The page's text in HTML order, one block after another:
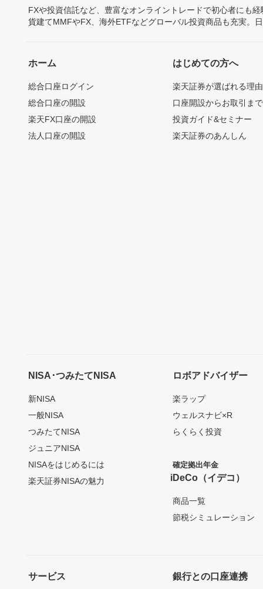
FXや投資信託など、豊富なオンライントレードで初心者にも
貨建てMMFやFX、海外ETFなどグローバル投資商品も充実。
ホーム
総合口座ログイン
総合口座の開設
楽天FX口座の開設
法人口座の開設
はじめての方へ
楽天証券が選ばれる理由
口座開設からお取引ま
投資ガイド&セミナー
楽天証券のあんしん
NISA･つみたてNISA
新NISA
一般NISA
つみたてNISA
ジュニアNISA
NISAをはじめるには
楽天証券NISAの魅力
ロボアドバイザー
楽ラップ
ウェルスナビ×R
らくらく投資
確定拠出年金
iDeCo（イデコ）
商品一覧
節税シミュレーション
サービス 銀行との口座連携